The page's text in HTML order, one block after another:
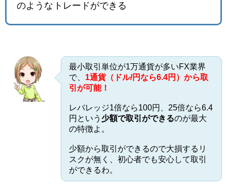
のようなトレードができる
最小取引単位が1万通貨が多いFX業界
で、 1通貨（ドル/円なら6.4円） から取
引が可能！
レバレッジ1倍なら100円、25倍なら6.4
円という 少額で取引ができるのが最大
の特徴よ。
少額から取引ができるので大損するリ
スクが無く、初心者でも安心して取引
ができるわ。